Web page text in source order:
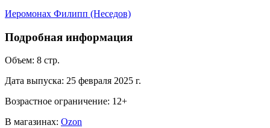
Иеромонах Филипп (Неседов)
Подробная информация
Объем: 8 стр.
Дата выпуска: 25 февраля 2025 г.
Возрастное ограничение: 12+
В магазинах: Ozon